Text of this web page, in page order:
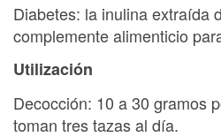
Diabetes: la inulina extraída
complemente alimenticio
Utilización
Decocción: 10 a 30 gramos
toman tres tazas al día.